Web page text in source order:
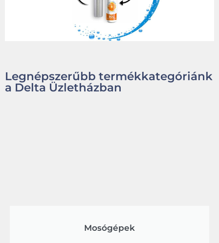
Legnépszerűbb termékkategóriánk
a Delta Üzletházban
Mosógépek